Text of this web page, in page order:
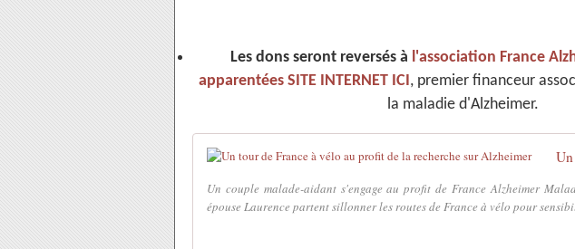
Les dons seront reversés à l'association France
apparentées SITE INTERNET ICI, premier financeur
la maladie d'Alzheimer.
Un couple malade-aidant s'engage au profit de France Alzheimer
épouse Laurence partent sillonner les routes de France à vélo pour